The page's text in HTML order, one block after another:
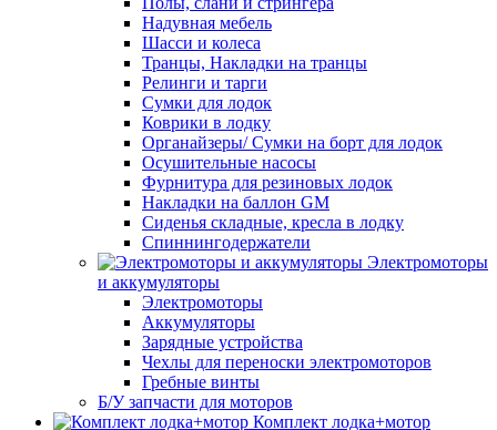
Надувная мебель
Шасси и колеса
Транцы, Накладки на транцы
Релинги и тарги
Сумки для лодок
Коврики в лодку
Органайзеры/ Сумки на борт для лодок
Осушительные насосы
Фурнитура для резиновых лодок
Накладки на баллон GM
Сиденья складные, кресла в лодку
Спиннингодержатели
Электромоторы
и аккумуляторы
Электромоторы
Аккумуляторы
Зарядные устройства
Чехлы для переноски электромоторов
Гребные винты
Б/У запчасти для моторов
Комплект лодка+мотор